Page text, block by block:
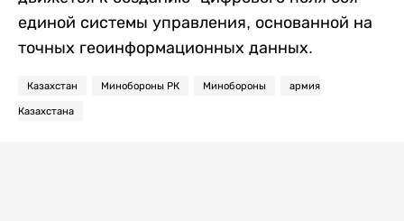
единой системы управления, основанной на
точных геоинформационных данных.
Казахстан Минобороны РК Минобороны армия
Казахстана